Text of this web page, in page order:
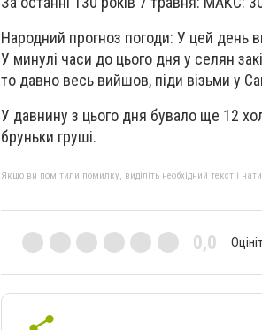
Народний прогноз погоди: У цей день
У минулі часи до цього дня у селян
то давно весь вийшов, піди візьми у
У давнину з цього дня бувало ще 12
бруньки груші.
Якщо ви помітили помилку, виділіть необхідний текст і
0,0